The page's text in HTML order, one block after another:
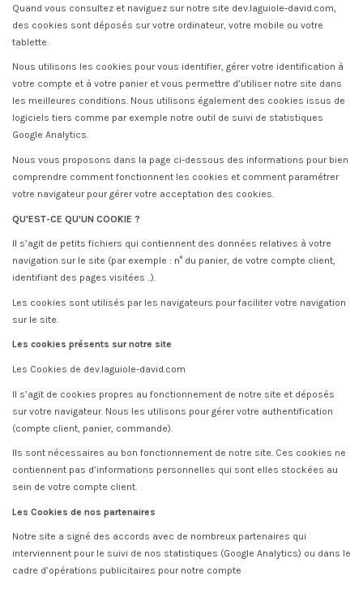
Quand vous consultez et naviguez sur notre site dev.laguiole-david.com,
des cookies sont déposés sur votre ordinateur, votre mobile ou votre
tablette.
Nous utilisons les cookies pour vous identifier, gérer votre identification à
votre compte et à votre panier et vous permettre d’utiliser notre site dans
les meilleures conditions. Nous utilisons également des cookies issus de
logiciels tiers comme par exemple notre outil de suivi de statistiques
Google Analytics.
Nous vous proposons dans la page ci-dessous des informations pour bien
comprendre comment fonctionnent les cookies et comment paramétrer
votre navigateur pour gérer votre acceptation des cookies.
QU'EST-CE QU'UN COOKIE ?
Il s’agit de petits fichiers qui contiennent des données relatives à votre
navigation sur le site (par exemple : n° du panier, de votre compte client,
identifiant des pages visitées ..).
Les cookies sont utilisés par les navigateurs pour faciliter votre navigation
sur le site.
Les cookies présents sur notre site
Les Cookies de dev.laguiole-david.com
Il s’agit de cookies propres au fonctionnement de notre site et déposés
sur votre navigateur. Nous les utilisons pour gérer votre authentification
(compte client, panier, commande).
Ils sont nécessaires au bon fonctionnement de notre site. Ces cookies ne
contiennent pas d’informations personnelles qui sont elles stockées au
sein de votre compte client.
Les Cookies de nos partenaires
Notre site a signé des accords avec de nombreux partenaires qui
interviennent pour le suivi de nos statistiques (Google Analytics) ou dans le
cadre d’opérations publicitaires pour notre compte